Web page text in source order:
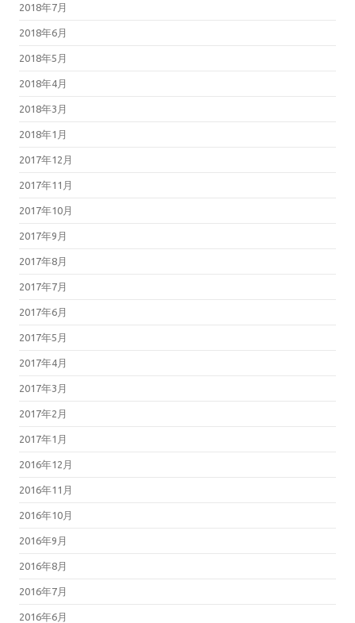
2018年7月
2018年6月
2018年5月
2018年4月
2018年3月
2018年1月
2017年12月
2017年11月
2017年10月
2017年9月
2017年8月
2017年7月
2017年6月
2017年5月
2017年4月
2017年3月
2017年2月
2017年1月
2016年12月
2016年11月
2016年10月
2016年9月
2016年8月
2016年7月
2016年6月